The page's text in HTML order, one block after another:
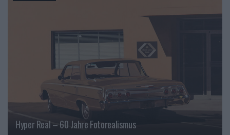
Hyper Real – 60 Jahre Fotorealismus